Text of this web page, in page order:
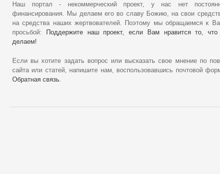
Наш портал - некоммерческий проект, у нас нет
финансирования. Мы делаем его во славу Божию, на свои
на средства наших жертвователей. Поэтому мы обращаемся к
просьбой:
Поддержите наш проект, если Вам нравится то,
делаем!
Если вы хотите задать вопрос или высказать свое мнение по
сайта или статей, напишите нам, воспользовавшись почтовой
Обратная связь.